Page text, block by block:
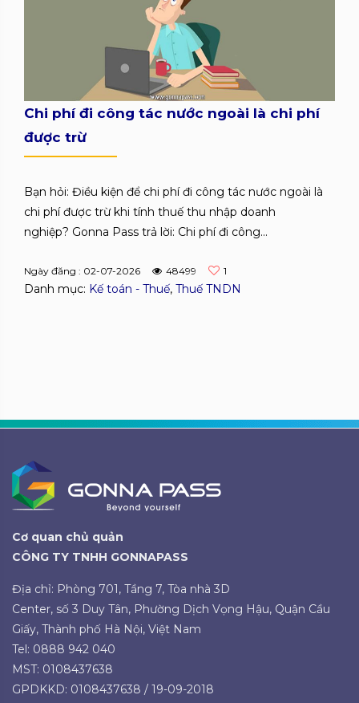
Chi phí đi công tác nước ngoài là chi phí
được trừ
Bạn hỏi: Điều kiện để chi phí đi công tác nước ngoài là
chi phí được trừ khi tính thuế thu nhập doanh
nghiệp? Gonna Pass trả lời: Chi phí đi công...
Ngày đăng : 02-07-2026 48499 1
Danh mục: Kế toán - Thuế, Thuế TNDN
Cơ quan chủ quản
CÔNG TY TNHH GONNAPASS
Địa chỉ: Phòng 701, Tầng 7, Tòa nhà 3D
Center, số 3 Duy Tân, Phường Dịch Vọng Hậu, Quận Cầu
Giấy, Thành phố Hà Nội, Việt Nam
Tel: 0888 942 040
MST: 0108437638
GPDKKD: 0108437638 / 19-09-2018